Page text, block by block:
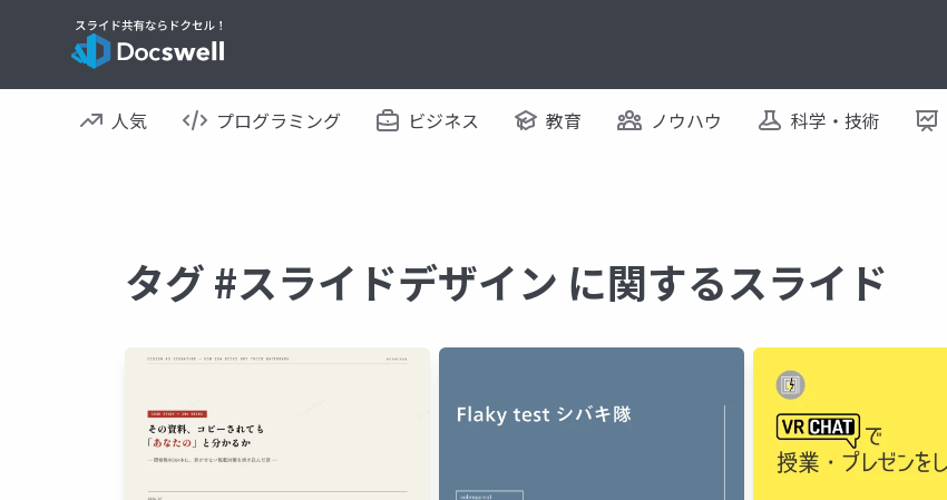
人気 プログラミング ビジネス 教育 ノウハウ 科学・技術
タグ #スライドデザイン に関するスライド